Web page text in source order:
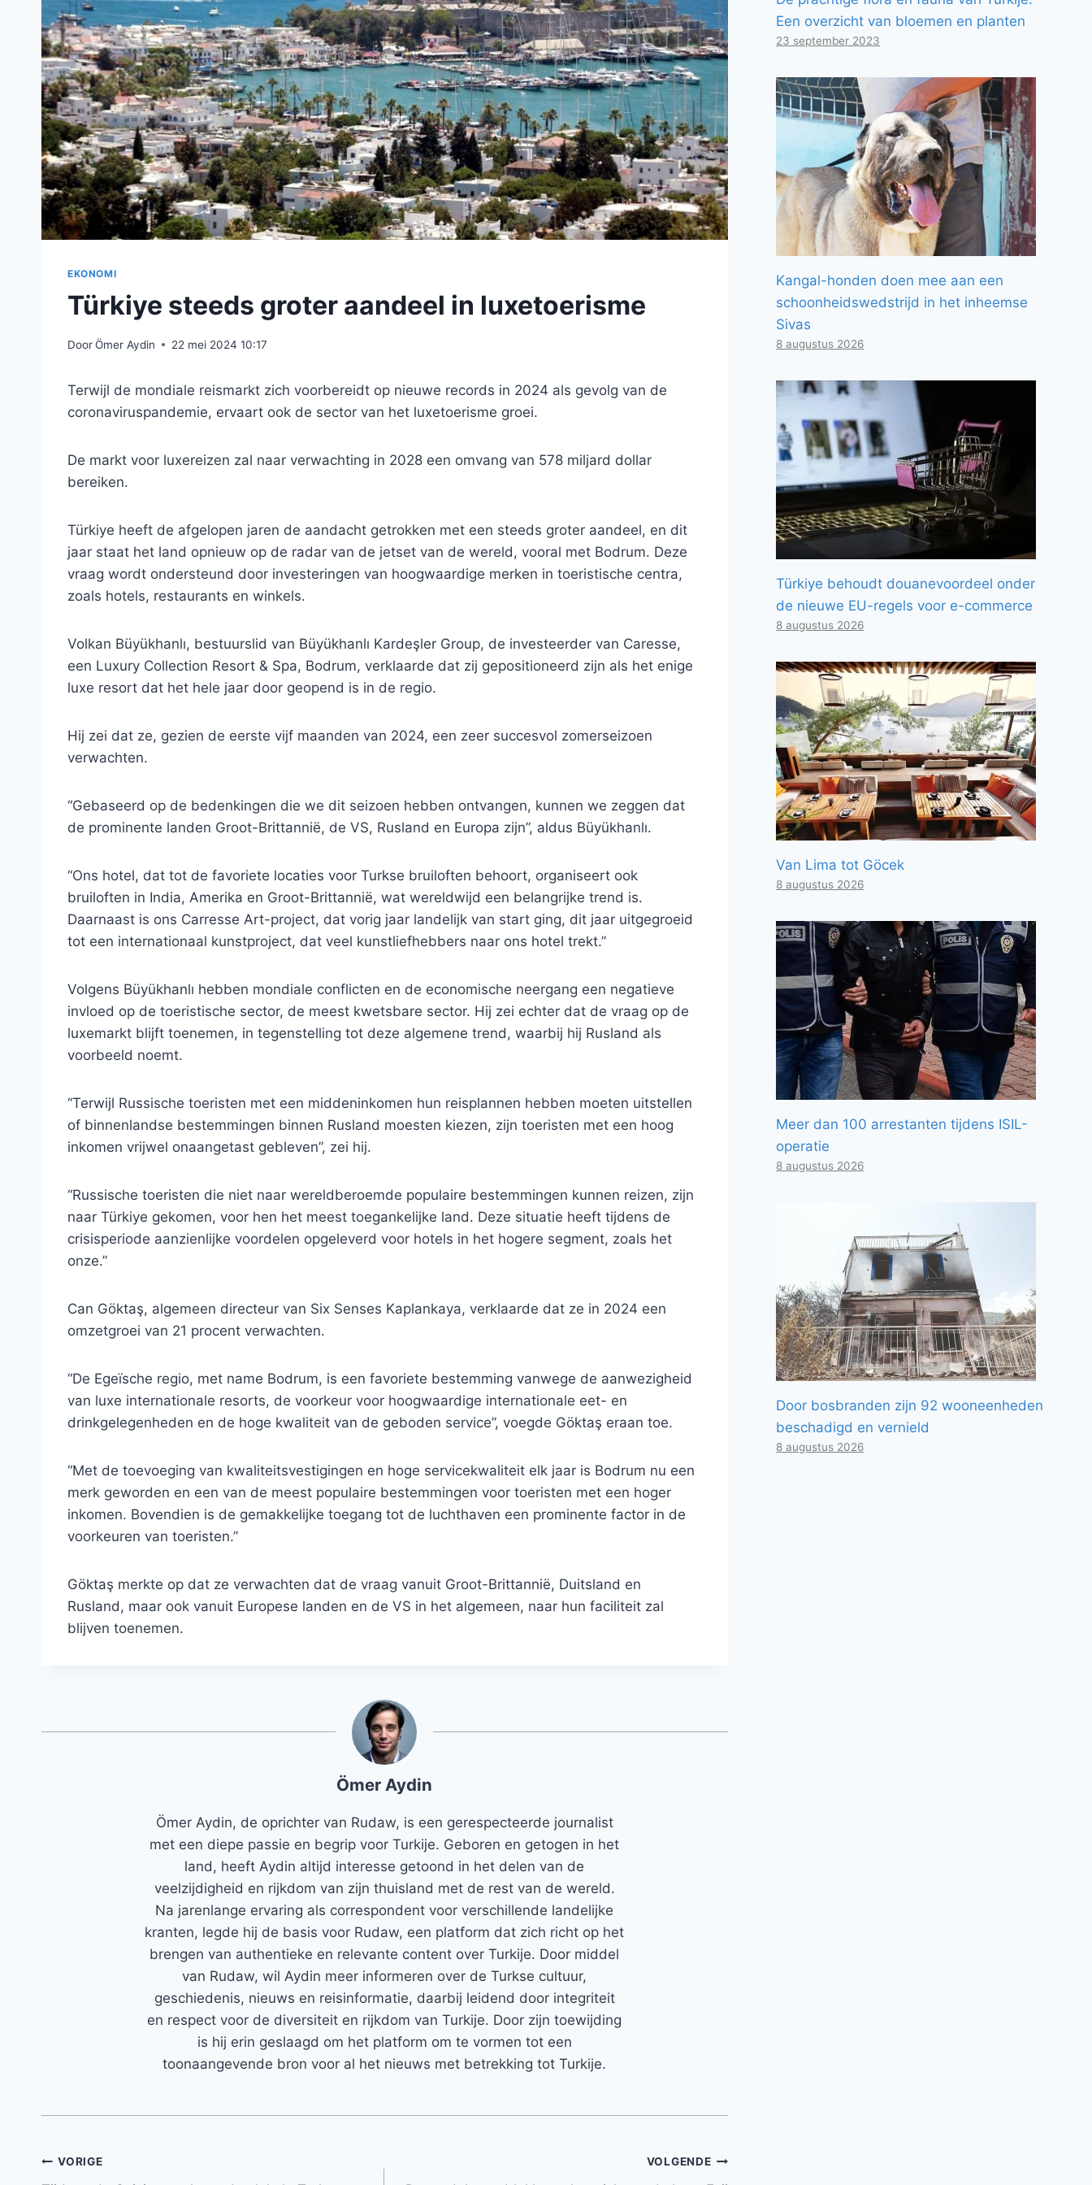
EKONOMI
Türkiye steeds groter aandeel in luxetoerisme
DoorÖmer Aydin 22 mei 2024 10:17
Terwijl de mondiale reismarkt zich voorbereidt op nieuwe records in 2024 als gevolg van de
coronaviruspandemie, ervaart ook de sector van het luxetoerisme groei.
De markt voor luxereizen zal naar verwachting in 2028 een omvang van 578 miljard dollar
bereiken.
Türkiye heeft de afgelopen jaren de aandacht getrokken met een steeds groter aandeel, en dit
jaar staat het land opnieuw op de radar van de jetset van de wereld, vooral met Bodrum. Deze
vraag wordt ondersteund door investeringen van hoogwaardige merken in toeristische centra,
zoals hotels, restaurants en winkels.
Volkan Büyükhanlı, bestuurslid van Büyükhanlı Kardeşler Group, de investeerder van Caresse,
een Luxury Collection Resort & Spa, Bodrum, verklaarde dat zij gepositioneerd zijn als het enige
luxe resort dat het hele jaar door geopend is in de regio.
Hij zei dat ze, gezien de eerste vijf maanden van 2024, een zeer succesvol zomerseizoen
verwachten.
“Gebaseerd op de bedenkingen die we dit seizoen hebben ontvangen, kunnen we zeggen dat
de prominente landen Groot-Brittannië, de VS, Rusland en Europa zijn”, aldus Büyükhanlı.
“Ons hotel, dat tot de favoriete locaties voor Turkse bruiloften behoort, organiseert ook
bruiloften in India, Amerika en Groot-Brittannië, wat wereldwijd een belangrijke trend is.
Daarnaast is ons Carresse Art-project, dat vorig jaar landelijk van start ging, dit jaar uitgegroeid
tot een internationaal kunstproject, dat veel kunstliefhebbers naar ons hotel trekt.”
Volgens Büyükhanlı hebben mondiale conflicten en de economische neergang een negatieve
invloed op de toeristische sector, de meest kwetsbare sector. Hij zei echter dat de vraag op de
luxemarkt blijft toenemen, in tegenstelling tot deze algemene trend, waarbij hij Rusland als
voorbeeld noemt.
“Terwijl Russische toeristen met een middeninkomen hun reisplannen hebben moeten uitstellen
of binnenlandse bestemmingen binnen Rusland moesten kiezen, zijn toeristen met een hoog
inkomen vrijwel onaangetast gebleven”, zei hij.
“Russische toeristen die niet naar wereldberoemde populaire bestemmingen kunnen reizen, zijn
naar Türkiye gekomen, voor hen het meest toegankelijke land. Deze situatie heeft tijdens de
crisisperiode aanzienlijke voordelen opgeleverd voor hotels in het hogere segment, zoals het
onze.”
Can Göktaş, algemeen directeur van Six Senses Kaplankaya, verklaarde dat ze in 2024 een
omzetgroei van 21 procent verwachten.
“De Egeïsche regio, met name Bodrum, is een favoriete bestemming vanwege de aanwezigheid
van luxe internationale resorts, de voorkeur voor hoogwaardige internationale eet- en
drinkgelegenheden en de hoge kwaliteit van de geboden service”, voegde Göktaş eraan toe.
“Met de toevoeging van kwaliteitsvestigingen en hoge servicekwaliteit elk jaar is Bodrum nu een
merk geworden en een van de meest populaire bestemmingen voor toeristen met een hoger
inkomen. Bovendien is de gemakkelijke toegang tot de luchthaven een prominente factor in de
voorkeuren van toeristen.”
Göktaş merkte op dat ze verwachten dat de vraag vanuit Groot-Brittannië, Duitsland en
Rusland, maar ook vanuit Europese landen en de VS in het algemeen, naar hun faciliteit zal
blijven toenemen.
Ömer Aydin
Ömer Aydin, de oprichter van Rudaw, is een gerespecteerde journalist
met een diepe passie en begrip voor Turkije. Geboren en getogen in het
land, heeft Aydin altijd interesse getoond in het delen van de
veelzijdigheid en rijkdom van zijn thuisland met de rest van de wereld.
Na jarenlange ervaring als correspondent voor verschillende landelijke
kranten, legde hij de basis voor Rudaw, een platform dat zich richt op het
brengen van authentieke en relevante content over Turkije. Door middel
van Rudaw, wil Aydin meer informeren over de Turkse cultuur,
geschiedenis, nieuws en reisinformatie, daarbij leidend door integriteit
en respect voor de diversiteit en rijkdom van Turkije. Door zijn toewijding
is hij erin geslaagd om het platform om te vormen tot een
toonaangevende bron voor al het nieuws met betrekking tot Turkije.
Bericht
VORIGE VOLGENDE
Een overzicht van bloemen en planten
23 september 2023
Kangal-honden doen mee aan een
schoonheidswedstrijd in het inheemse
Sivas
8 augustus 2026
Türkiye behoudt douanevoordeel onder
de nieuwe EU-regels voor e-commerce
8 augustus 2026
Van Lima tot Göcek
8 augustus 2026
Meer dan 100 arrestanten tijdens ISIL-
operatie
8 augustus 2026
Door bosbranden zijn 92 wooneenheden
beschadigd en vernield
8 augustus 2026